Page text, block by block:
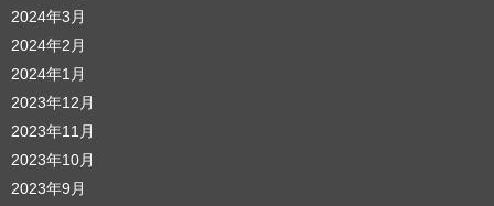
2024年3月
2024年2月
2024年1月
2023年12月
2023年11月
2023年10月
2023年9月